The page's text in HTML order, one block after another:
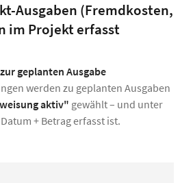
Ausgaben (Fremdkosten,
im Projekt erfasst
geplanten Ausgabe
werden zu geplanten Ausgaben
aktiv" gewählt – und unter
+ Betrag erfasst ist.